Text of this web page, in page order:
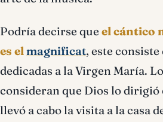
Podría decirse que el cántico
es elmagnificat, este
dedicadas a la Virgen María.
consideran que Dios lo dirigió
llevó a cabo la visita a la casa